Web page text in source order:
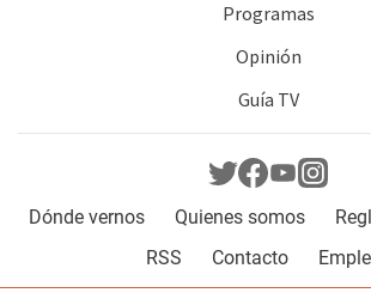
Programas
Opinión
Guía TV
Dónde vernos Quienes somos
RSS
Contacto